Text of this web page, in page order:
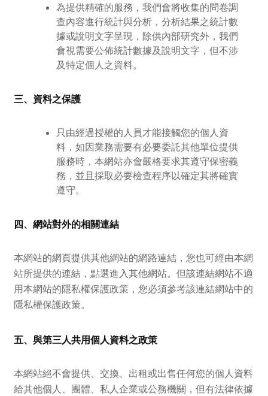
為提供精確的服務，我們會將收集的問卷調
查內容進行統計與分析，分析結果之統計數
據或說明文字呈現，除供內部研究外，我們
會視需要公佈統計數據及說明文字，但不涉
及特定個人之資料。
三、資料之保護
只由經過授權的人員才能接觸您的個人資
料，如因業務需要有必要委託其他單位提供
服務時，本網站亦會嚴格要求其遵守保密義
務，並且採取必要檢查程序以確定其將確實
遵守。
四、網站對外的相關連結
本網站的網頁提供其他網站的網路連結，您也可經由本網
站所提供的連結，點選進入其他網站。但該連結網站不適
用本網站的隱私權保護政策，您必須參考該連結網站中的
隱私權保護政策。
五、與第三人共用個人資料之政策
本網站絕不會提供、交換、出租或出售任何您的個人資料
給其他個人、團體、私人企業或公務機關，但有法律依據